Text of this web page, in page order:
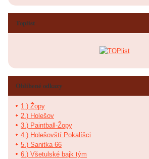
Toplist
Oblíbené odkazy
1.) Žopy
2.) Holešov
3.) Paintball-Žopy
4.) Holešovští Pokalíšci
5.) Sanitka 66
6.) Všetulské bajk tým